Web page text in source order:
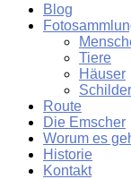
Blog
Tiere
Häuser
Schilder
Route
Die Emscher
Worum es
Historie
Kontakt